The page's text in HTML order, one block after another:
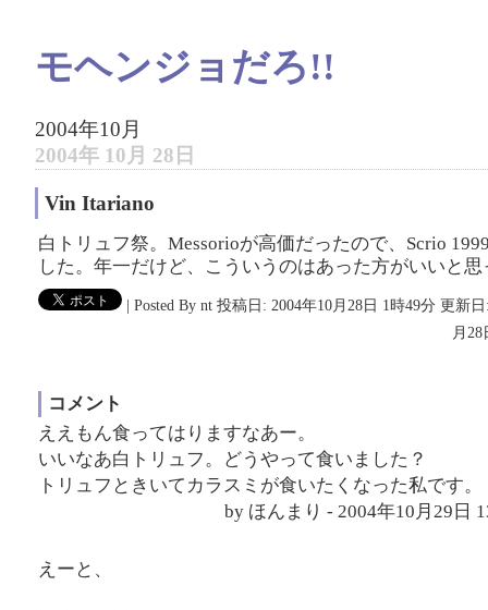
モヘンジョだろ!!
2004年10月
2004年 10月 28日
Vin Itariano
白トリュフ祭。Messorioが高価だったので、Scrio
した。年一だけど、こういうのはあった方がいいと思
| Posted By nt 投稿日: 2004年10月28日 1時49分 更新日
月28
コメント
ええもん食ってはりますなあー。
いいなあ白トリュフ。どうやって食いました？
トリュフときいてカラスミが食いたくなった私です。
by ほんまり - 2004年10月29日
えーと、